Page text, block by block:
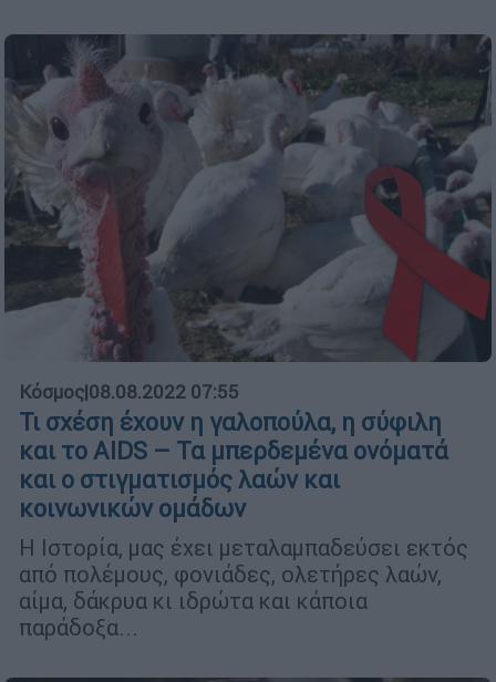
Κόσμος|08.08.2022 07:55
Τι σχέση έχουν η γαλοπούλα, η σύφιλη
και το AIDS – Τα μπερδεμένα ονόματά
και ο στιγματισμός λαών και
κοινωνικών ομάδων
Η Ιστορία, μας έχει μεταλαμπαδεύσει εκτός
από πολέμους, φονιάδες, ολετήρες λαών,
αίμα, δάκρυα κι ιδρώτα και κάποια
παράδοξα...